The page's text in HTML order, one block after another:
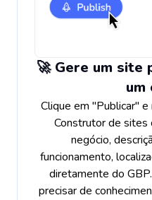
🚀 Gere um site
um
Clique em "Publicar"
Construtor de sites
negócio,
funcionamento,
diretamente do
precisar de